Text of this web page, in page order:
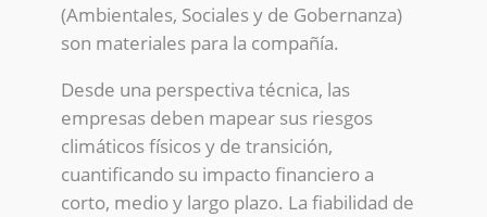
(Ambientales, Sociales y de Gobernanza)
son materiales para la compañía.
Desde una perspectiva técnica, las
empresas deben mapear sus riesgos
climáticos físicos y de transición,
cuantificando su impacto financiero a
corto, medio y largo plazo. La fiabilidad de